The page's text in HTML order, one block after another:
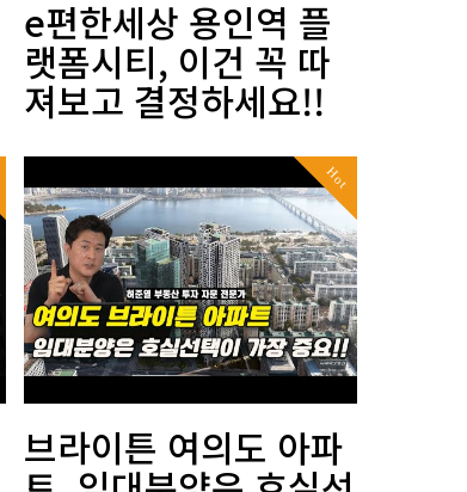
e편한세상 용인역 플
랫폼시티, 이건 꼭 따
져보고 결정하세요!!
Hot
브라이튼 여의도 아파